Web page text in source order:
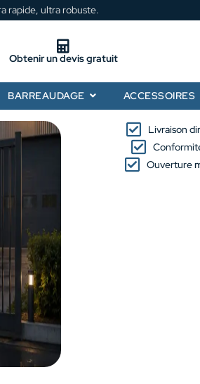
rapide, ultra robuste.
Obtenir un devis gratuit
BARREAUDAGE ACCESSOIRES
Livraison
Ouverture